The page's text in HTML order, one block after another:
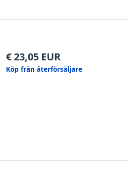
€23,05 EUR
Köp från återförsäljare